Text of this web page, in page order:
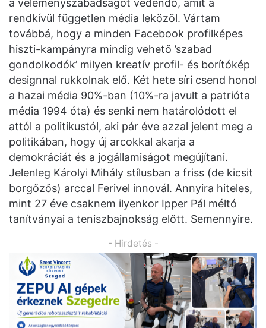
rendkívül független média leközöl. Vártam
továbbá, hogy a minden Facebook profilképes
hiszti-kampányra mindig vehető ’szabad
gondolkodók’ milyen kreatív profil- és borítókép
designnal rukkolnak elő. Két hete síri csend honol
a hazai média 90%-ban (10%-ra javult a patrióta
média 1994 óta) és senki nem határolódott el
attól a politikustól, aki pár éve azzal jelent meg a
politikában, hogy új arcokkal akarja a
demokráciát és a jogállamiságot megújítani.
Jelenleg Károlyi Mihály stílusban a friss (de kicsit
borgőzős) arccal Ferivel innovál. Annyira hiteles,
mint 27 éve csaknem ilyenkor Ipper Pál méltó
tanítványai a teniszbajnokság előtt. Semennyire.
- Hirdetés -